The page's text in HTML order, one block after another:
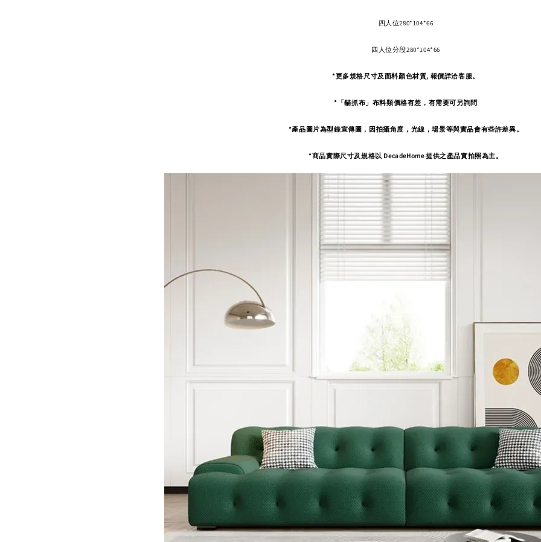
四人位280*104*66
四人位分段280*104*66
*更多規格尺寸及面料顏色材質, 報價詳洽客服。
*「貓抓布」布料類價格有差，有需要可另詢問
*產品圖片為型錄宣傳圖，因拍攝角度， 光線，場景等與實品會有些許差異。
*商品實際尺寸及規格以 DecadeHome 提供之產品實拍照為主。